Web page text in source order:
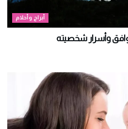
أبراج وأحلام
وأسرار شخصيته